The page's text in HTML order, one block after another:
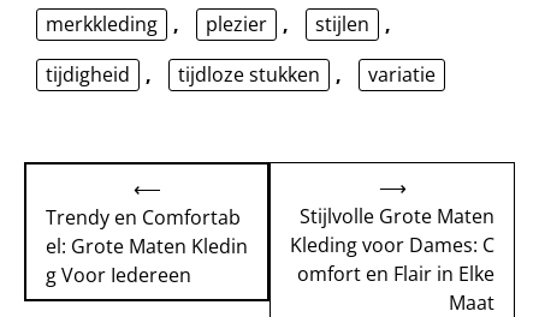
merkkleding
, plezier , stijlen
,
tijdigheid
, tijdloze stukken , variatie
navigatie
⟵
Trendy en Comfortab
el: Grote Maten Kledin
g Voor Iedereen
Stijlvolle Grote Maten
Kleding voor Dames: C
omfort en Flair in Elke
Maat
⟶